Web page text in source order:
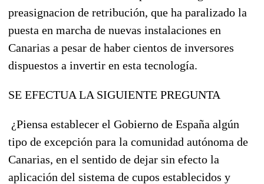
preasignacion de retribución, que ha paralizado la
puesta en marcha de nuevas instalaciones en
Canarias a pesar de haber cientos de inversores
dispuestos a invertir en esta tecnología.
SE EFECTUA LA SIGUIENTE PREGUNTA
¿Piensa establecer el Gobierno de España algún
tipo de excepción para la comunidad autónoma de
Canarias, en el sentido de dejar sin efecto la
aplicación del sistema de cupos establecidos y